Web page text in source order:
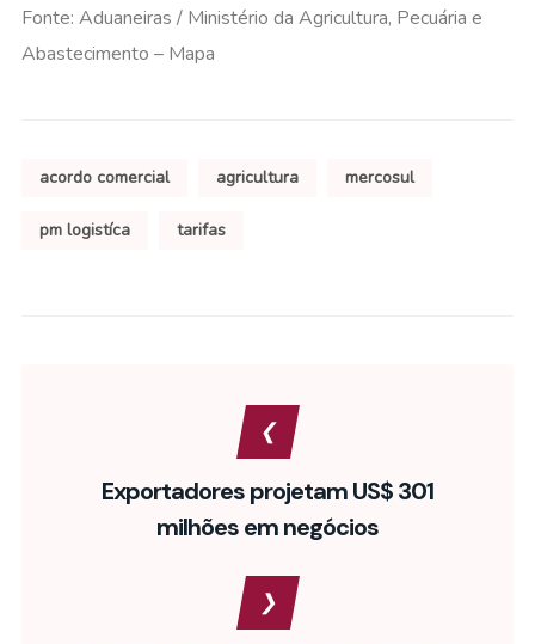
Fonte: Aduaneiras / Ministério da Agricultura, Pecuária e
Abastecimento – Mapa
acordo comercial agricultura mercosul
pm logistíca tarifas
Exportadores projetam US$ 301
milhões em negócios